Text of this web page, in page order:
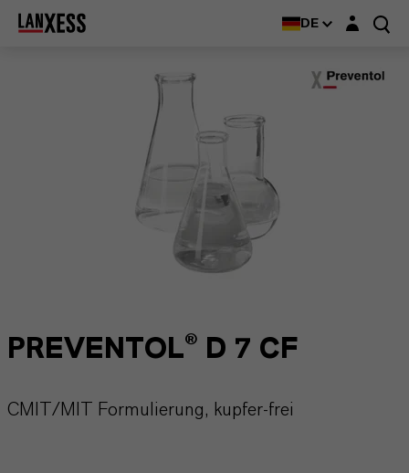
DE Login-Maske
PREVENTOL® D 7 CF
CMIT/MIT Formulierung, kupfer-frei